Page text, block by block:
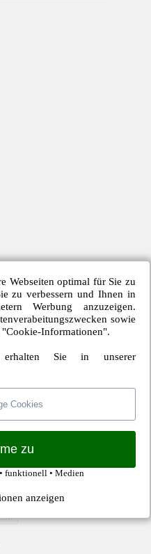
Webseiten optimal für Sie zu
zu verbessern und Ihnen in
Werbung anzuzeigen.
sowie
"Cookie-Informationen".
erhalten Sie in unserer
Cookies
zu
funktionell • Medien
anzeigen